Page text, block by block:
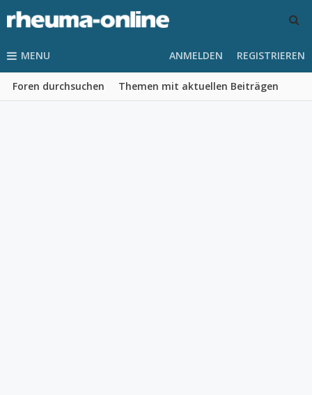
MENU
Foren durchsuchen Themen mit aktuellen Beiträgen
ANMELDEN REGISTRIEREN